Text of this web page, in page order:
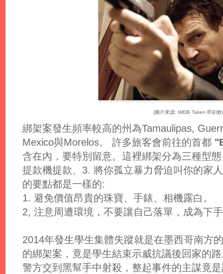
(圖片來源: IMDB Taken 即刻救
綁架案發生頻率較高的州為Tamaulipas,
Mexico與Morelos。 許多旅客會前往的首都
含在內，要特別留意。這裡綁架分為三種型
提款機提款、3. 將你孤立暴力脅迫叫你的家
的要點都是一樣的:
1. 避免價值昂貴的珠寶、手錶、相機露白。
2, 注意周遭環境，不要讓自己落單，成為下
2014年發生學生集體失蹤就是在墨西哥南方的
的綁架案，竟是學生結束示威抗議後回家的
警方交到黑幫手中射殺，整起事件的主謀竟